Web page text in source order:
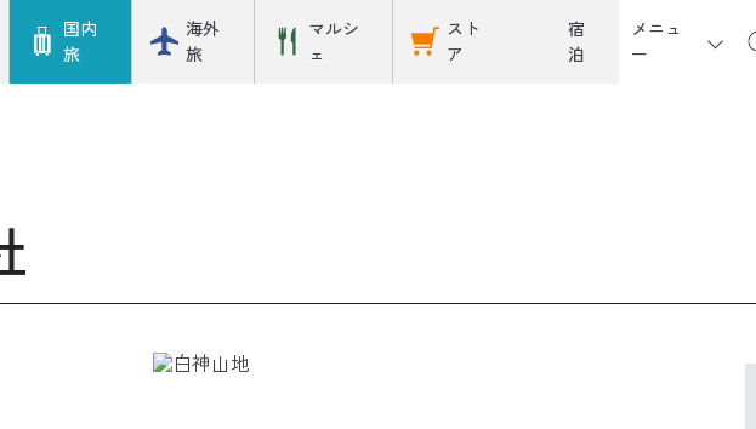
国内
旅
海外
旅
マルシ
ェ
スト
ア
宿
泊
メニュ
ー